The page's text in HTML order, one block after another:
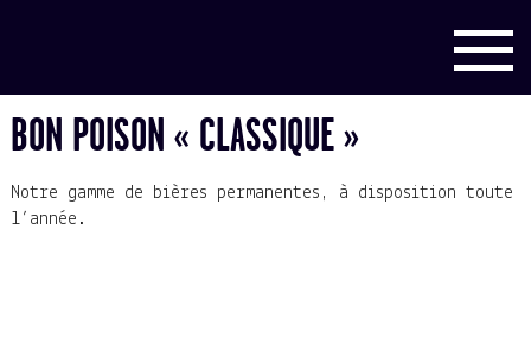
BON POISON « CLASSIQUE »
Notre gamme de bières permanentes, à disposition toute
l’année.